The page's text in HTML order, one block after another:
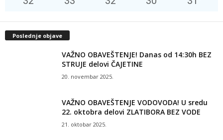
Poslednje objave
VAŽNO OBAVEŠTENJE! Danas od 14:30h BEZ
STRUJE delovi ČAJETINE
20. novembar 2025.
VAŽNO OBAVEŠTENJE VODOVODA! U sredu
22. oktobra delovi ZLATIBORA BEZ VODE
21. oktobar 2025.